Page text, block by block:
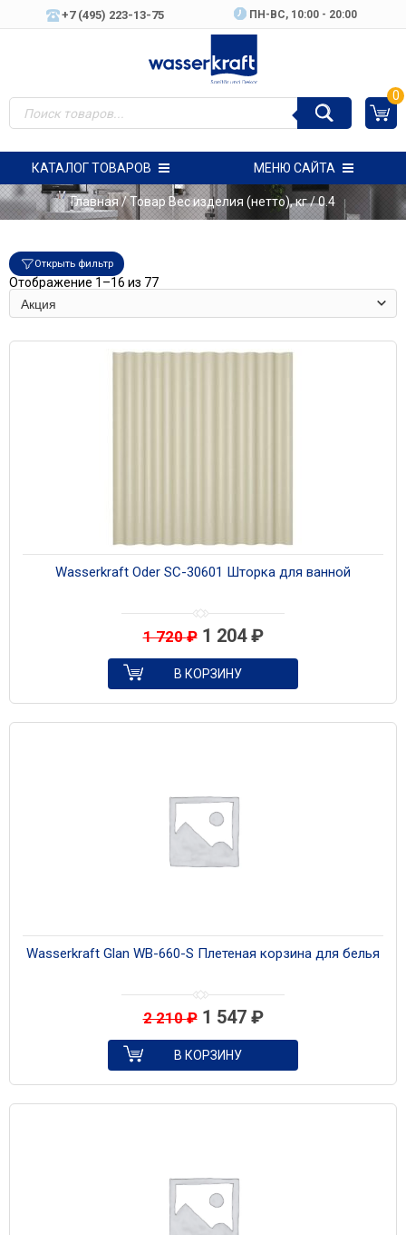
+7 (495) 223-13-75 ПН-ВC, 10:00 - 20:00
0
КАТАЛОГ ТОВАРОВ МЕНЮ САЙТА
Главная/ Товар Вес изделия (нетто), кг / 0.4
Открыть фильтр
Отображение 1–16 из 77
Wasserkraft Oder SC-30601 Шторка для ванной
1 720₽ 1 204₽
В КОРЗИНУ
Wasserkraft Glan WB-660-S Плетеная корзина для белья
2 210₽ 1 547 ₽
В КОРЗИНУ